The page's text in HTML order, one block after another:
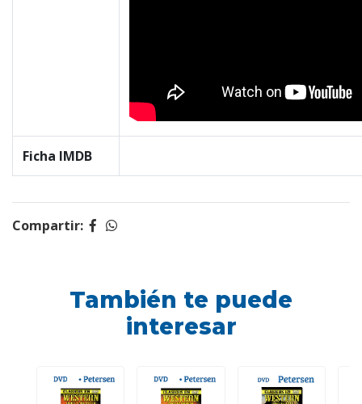
Ficha IMDB
Compartir:
También te puede
interesar